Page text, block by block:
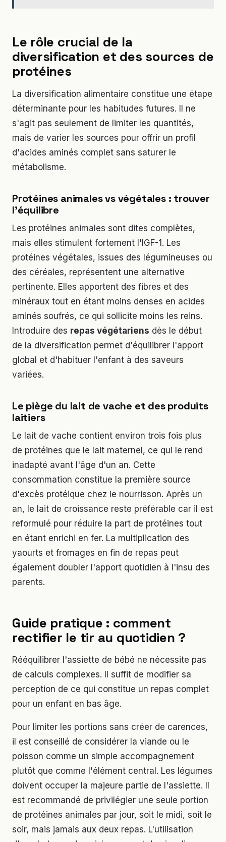
Le rôle crucial de la
diversification et des sources de
protéines
La diversification alimentaire constitue une étape
déterminante pour les habitudes futures. Il ne
s'agit pas seulement de limiter les quantités,
mais de varier les sources pour offrir un profil
d'acides aminés complet sans saturer le
métabolisme.
Protéines animales vs végétales : trouver
l'équilibre
Les protéines animales sont dites complètes,
mais elles stimulent fortement l'IGF-1. Les
protéines végétales, issues des légumineuses ou
des céréales, représentent une alternative
pertinente. Elles apportent des fibres et des
minéraux tout en étant moins denses en acides
aminés soufrés, ce qui sollicite moins les reins.
Introduire des repas végétariens dès le début
de la diversification permet d'équilibrer l'apport
global et d'habituer l'enfant à des saveurs
variées.
Le piège du lait de vache et des produits
laitiers
Le lait de vache contient environ trois fois plus
de protéines que le lait maternel, ce qui le rend
inadapté avant l'âge d'un an. Cette
consommation constitue la première source
d'excès protéique chez le nourrisson. Après un
an, le lait de croissance reste préférable car il est
reformulé pour réduire la part de protéines tout
en étant enrichi en fer. La multiplication des
yaourts et fromages en fin de repas peut
également doubler l'apport quotidien à l'insu des
parents.
Guide pratique : comment
rectifier le tir au quotidien ?
Rééquilibrer l'assiette de bébé ne nécessite pas
de calculs complexes. Il suffit de modifier sa
perception de ce qui constitue un repas complet
pour un enfant en bas âge.
Pour limiter les portions sans créer de carences,
il est conseillé de considérer la viande ou le
poisson comme un simple accompagnement
plutôt que comme l'élément central. Les légumes
doivent occuper la majeure partie de l'assiette. Il
est recommandé de privilégier une seule portion
de protéines animales par jour, soit le midi, soit le
soir, mais jamais aux deux repas. L'utilisation